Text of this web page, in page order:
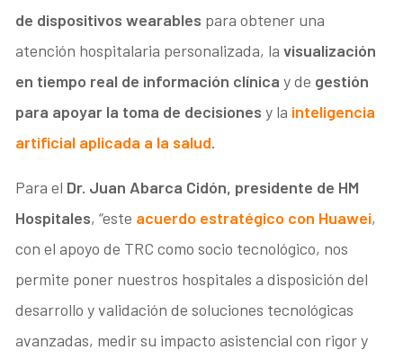
de dispositivos wearables para obtener una
atención hospitalaria personalizada, lavisualización
en tiempo real de información clínica y de gestión
para apoyar la toma de decisiones y la inteligencia
artificial aplicada a la salud.
Para el Dr. Juan Abarca Cidón, presidente de HM
Hospitales, “este acuerdo estratégico con Huawei,
con el apoyo de TRC como socio tecnológico, nos
permite poner nuestros hospitales a disposición del
desarrollo y validación de soluciones tecnológicas
avanzadas, medir su impacto asistencial con rigor y